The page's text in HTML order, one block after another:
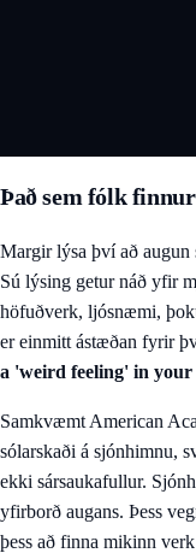
Það sem fólk
Margir lýsa því að augun
Sú lýsing getur náð yfir
höfuðverk, ljósnæmi,
er einmitt ástæðan fyrir
a 'weird feeling' in your
Samkvæmt American
sólarskaði á sjónhimnu,
ekki sársaukafullur.
yfirborð augans. Þess
þess að finna mikinn